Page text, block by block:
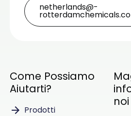
netherlands@­
Come Possiamo
Aiutarti?
Prodotti
noi